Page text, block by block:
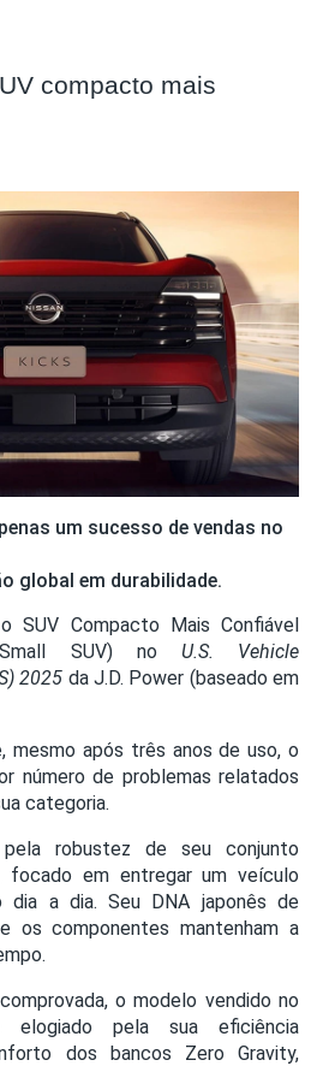
compacto mais
um sucesso de vendas no
global em durabilidade.
SUV Compacto Mais Confiável
SUV) no U.S. Vehicle
2025 da J.D. Power (baseado em
mesmo após três anos de uso, o
número de problemas relatados
categoria.
robustez de seu conjunto
focado em entregar um veículo
dia a dia. Seu DNA japonês de
os componentes mantenham a
o modelo vendido no
elogiado pela sua eficiência
dos bancos Zero Gravity,